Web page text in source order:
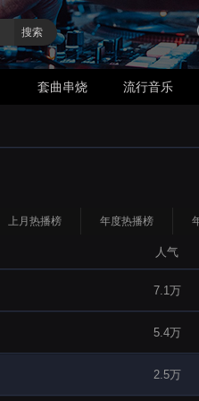
搜索
套曲串烧 流行音乐
上月热播榜 年度热播榜
人气
7.1万
5.4万
2.5万